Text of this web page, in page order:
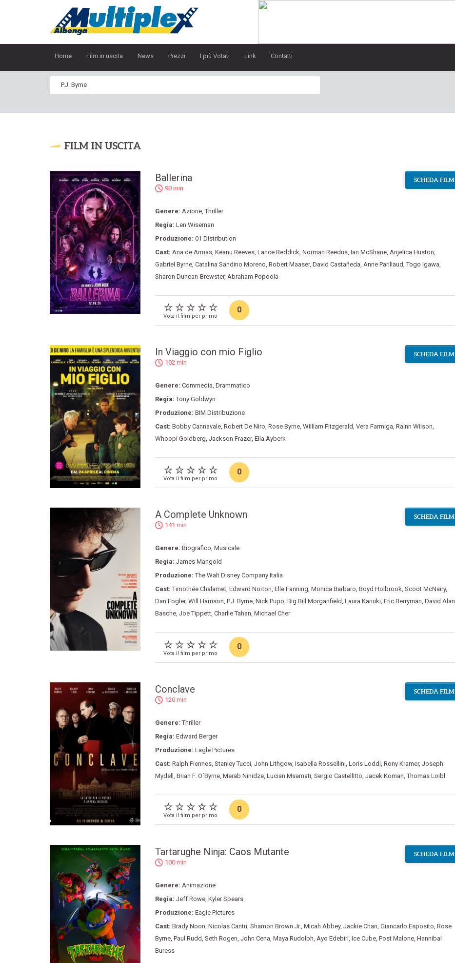
Home Film in uscita News Prezzi I più Votati Link Contatti
FILM IN USCITA
Ballerina
90 min
Genere: Azione,Thriller
Regia: Len Wiseman
Produzione: 01 Distribution
Cast: Ana de Armas, Keanu Reeves, Lance Reddick, Norman Reedus, Ian McShane, Anjelica Huston,
Gabriel Byrne, Catalina Sandino Moreno, Robert Maaser, David Castañeda, Anne Parillaud,Togo Igawa,
Sharon Duncan-Brewster, Abraham Popoola
SCHEDA FILM
Vota il film per primo
0
In Viaggio con mio Figlio
102 min
Genere: Commedia, Drammatico
Regia:Tony Goldwyn
Produzione: BIM Distribuzione
Cast: Bobby Cannavale, Robert De Niro, Rose Byrne, William Fitzgerald, Vera Farmiga, Rainn Wilson,
Whoopi Goldberg, Jackson Frazer, Ella Ayberk
SCHEDA FILM
Vota il film per primo
0
A Complete Unknown
141 min
Genere: Biografico, Musicale
Regia: James Mangold
Produzione:The Walt Disney Company Italia
Cast:Timothée Chalamet, Edward Norton, Elle Fanning, Monica Barbaro, Boyd Holbrook, Scoot McNairy,
Dan Fogler, Will Harrison, P.J. Byrne, Nick Pupo, Big Bill Morganfield, Laura Kariuki, Eric Berryman, David Alan
Basche, Joe Tippett, Charlie Tahan, Michael Cher
SCHEDA FILM
Vota il film per primo
0
Conclave
120 min
Genere:Thriller
Regia: Edward Berger
Produzione: Eagle Pictures
Cast: Ralph Fiennes, Stanley Tucci, John Lithgow, Isabella Rossellini, Loris Loddi, Rony Kramer, Joseph
Mydell Brian F. O´Byrne, Merab Ninidze, Lucian Msamati, Sergio Castellitto Jacek Koman ,Thomas Loibl
SCHEDA FILM
Vota il film per primo
0
Tartarughe Ninja: Caos Mutante
100 min
Genere: Animazione
Regia: Jeff Rowe, Kyler Spears
Produzione: Eagle Pictures
Cast: Brady Noon Nicolas Cantu Shamon Brown Jr. Micah Abbey, Jackie Chan Giancarlo Esposito Rose
Byrne, Paul Rudd Seth Rogen John Cena Maya Rudolph Ayo Edebiri, Ice Cube, Post Malone, Hannibal
Buress
SCHEDA FILM